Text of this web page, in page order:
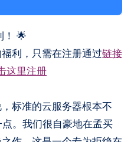
！ 🌟
利，只需在注册通过链接
这里注册
标准的云服务器根本不
。我们很自豪地在孟买